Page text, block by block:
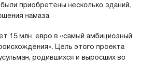
приобретены несколько зданий,
намаза.
15 млн. евро в «самый амбициозный
Цель этого проекта
родившихся и выросших во